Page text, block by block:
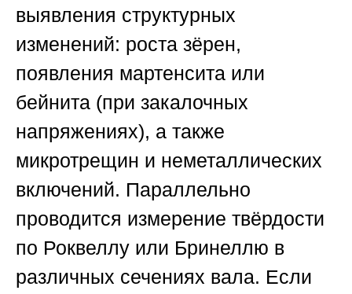
выявления структурных
изменений: роста зёрен,
появления мартенсита или
бейнита (при закалочных
напряжениях), а также
микротрещин и неметаллических
включений. Параллельно
проводится измерение твёрдости
по Роквеллу или Бринеллю в
различных сечениях вала. Если